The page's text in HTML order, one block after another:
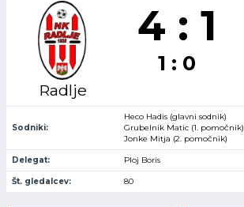
Radlje
4 : 1
1 : 0
Sodniki:
Heco Hadis (glavni sodnik)
Grubelnik Matic (1. pomočnik)
Jonke Mitja (2. pomočnik)
Delegat: Ploj Boris
Št. gledalcev: 80